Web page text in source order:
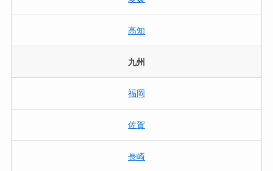
高知
九州
福岡
佐賀
長崎